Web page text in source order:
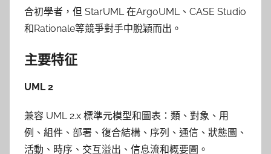
合初學者，但 StarUML 在ArgoUML、CASE Studio
和Rationale等競爭對手中脫穎而出。
主要特征
UML 2
兼容 UML 2.x 標準元模型和圖表：類、對象、用
例、組件、部署、復合結構、序列、通信、狀態圖、
活動、時序、交互溢出、信息流和概要圖。